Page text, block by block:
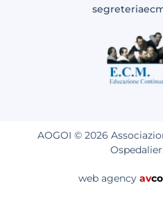
AOGOI © 2026
web agency av